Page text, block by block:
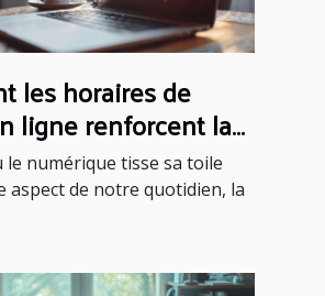
les horaires de
ligne renforcent la
le numérique tisse sa toile
aspect de notre quotidien, la